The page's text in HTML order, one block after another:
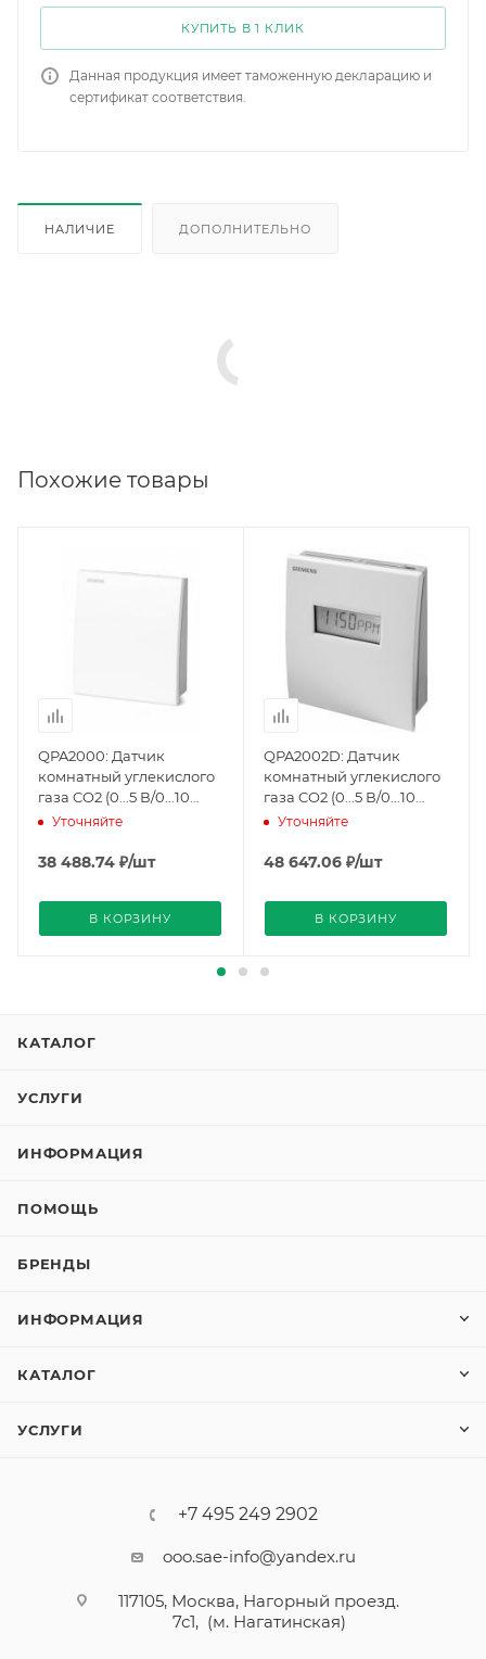
КУПИТЬ В 1 КЛИК
Данная продукция имеет таможенную декларацию и
сертификат соответствия.
НАЛИЧИЕ ДОПОЛНИТЕЛЬНО
Похожие товары
QPA2000: Датчик
комнатный углекислого
газа CO2 (0...5 В/0...10
В/4...20 мA), IP30
Уточняйте
38 488.74 ₽/шт
В КОРЗИНУ
QPA2002D: Датчик
комнатный углекислого
газа CO2 (0...5 В/0...10
В/4...20 мA) и летучих
соединений VOC (0...5
(BPZ:QPA2002D),
Siemens
Уточняйте
48 647.06 ₽/шт
В КОРЗИНУ
КАТАЛОГ
УСЛУГИ
ИНФОРМАЦИЯ
ПОМОЩЬ
БРЕНДЫ
ИНФОРМАЦИЯ
КАТАЛОГ
УСЛУГИ
+7 495 249 2902
ooo.sae-info@yandex.ru
117105, Москва, Нагорный проезд.
7с1, (м. Нагатинская)